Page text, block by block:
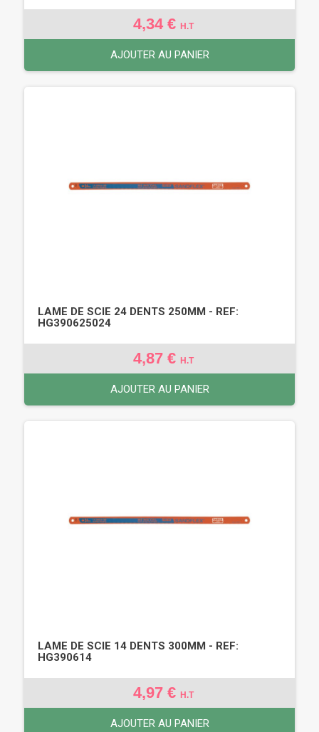
4,34 € H.T
AJOUTER AU PANIER
LAME DE SCIE 24 DENTS 250MM - REF:
HG390625024
4,87 € H.T
AJOUTER AU PANIER
LAME DE SCIE 14 DENTS 300MM - REF:
HG390614
4,97 € H.T
AJOUTER AU PANIER